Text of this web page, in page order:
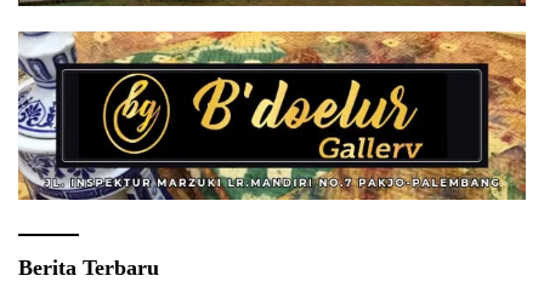
Berita Terbaru